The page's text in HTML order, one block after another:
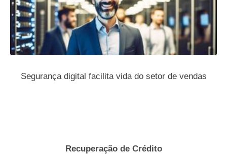
Segurança digital facilita vida do setor de vendas
Recuperação de Crédito